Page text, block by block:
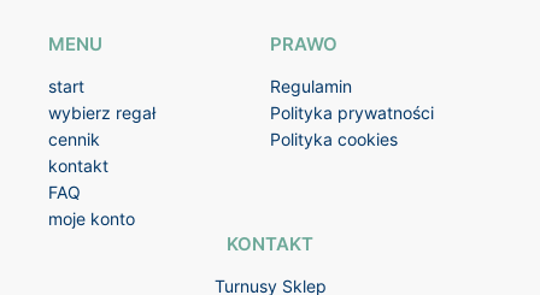
MENU
start
wybierz regał
cennik
kontakt
FAQ
moje konto
PRAWO
Regulamin
Polityka prywatności
Polityka cookies
KONTAKT
Turnusy Sklep